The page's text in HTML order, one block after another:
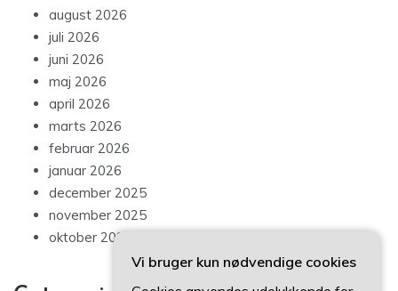
august 2026
juli 2026
juni 2026
maj 2026
april 2026
marts 2026
februar 2026
januar 2026
december 2025
november 2025
oktober 2025
Vi bruger kun nødvendige cookies